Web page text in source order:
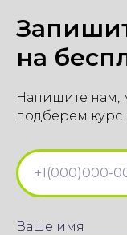
на
Напишите нам,
подберем курс
Ваше имя